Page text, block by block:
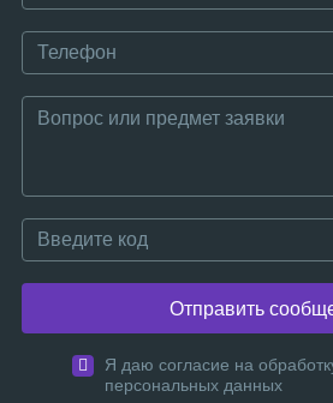
Отправить
Я даю согласие на
персональных данных